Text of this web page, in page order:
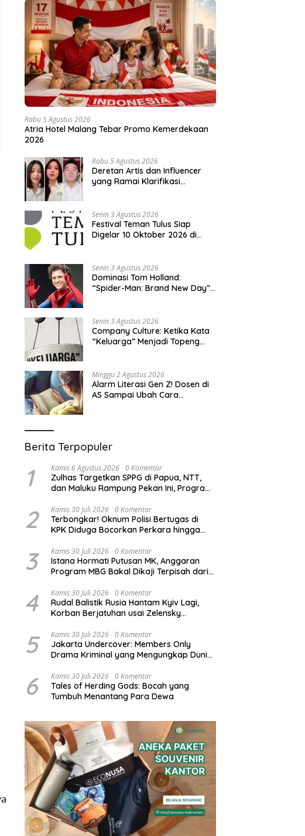
Rabu 5 Agustus 2026
Atria Hotel Malang Tebar Promo Kemerdekaan
2026
Rabu 5 Agustus 2026
Deretan Artis dan Influencer
yang Ramai Klarifikasi
Senin 3 Agustus 2026
Festival Teman Tulus Siap
Digelar 10 Oktober 2026 di
Senin 3 Agustus 2026
Dominasi Tom Holland:
“Spider-Man: Brand New Day”
Terbesar dalam Sejarah
Senin 3 Agustus 2026
Company Culture: Ketika Kata
“Keluarga” Menjadi Topeng
Minggu 2 Agustus 2026
Alarm Literasi Gen Z! Dosen di
AS Sampai Ubah Cara
Berita Terpopuler
1 Kamis 6 Agustus 2026 0 Komentar
Zulhas Targetkan SPPG di Papua, NTT,
dan Maluku Rampung Pekan Ini, Program
2 Kamis 30 Juli 2026 0 Komentar
Terbongkar! Oknum Polisi Bertugas di
KPK Diduga Bocorkan Perkara hingga
3 Kamis 30 Juli 2026 0 Komentar
Istana Hormati Putusan MK, Anggaran
Program MBG Bakal Dikaji Terpisah dari
4 Kamis 30 Juli 2026 0 Komentar
Rudal Balistik Rusia Hantam Kyiv Lagi,
Korban Berjatuhan usai Zelensky
5 Kamis 30 Juli 2026 0 Komentar
Jakarta Undercover: Members Only
Drama Kriminal yang Mengungkap Dunia
6 Kamis 30 Juli 2026 0 Komentar
Tales of Herding Gods: Bocah yang
Tumbuh Menantang Para Dewa